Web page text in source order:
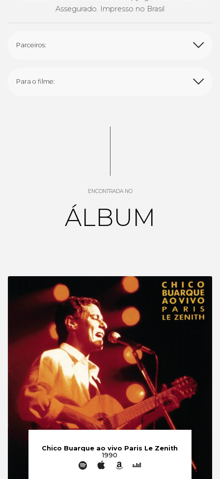
Assegurado. Impresso no Brasil
Parceiros:
Para o filme:
ENCONTRADA NO
ÁLBUM
Chico Buarque ao vivo Paris Le Zenith
1990